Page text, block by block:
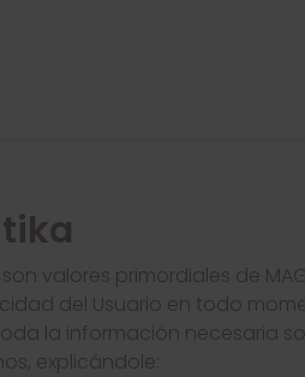
valores primordiales de
del Usuario en todo
la información necesaria
explicándole: